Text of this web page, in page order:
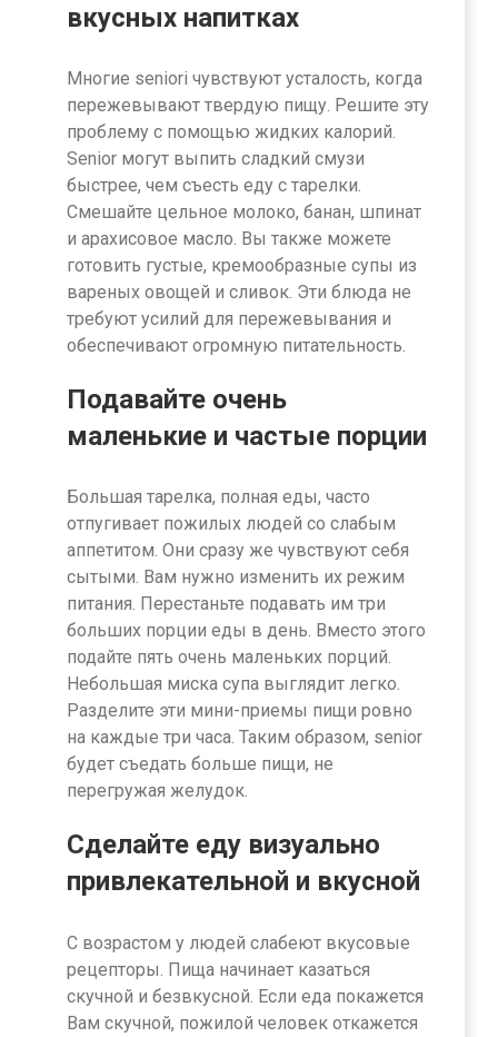
вкусных напитках
Многие seniori чувствуют усталость, когда
пережевывают твердую пищу. Решите эту
проблему с помощью жидких калорий.
Senior могут выпить сладкий смузи
быстрее, чем съесть еду с тарелки.
Смешайте цельное молоко, банан, шпинат
и арахисовое масло. Вы также можете
готовить густые, кремообразные супы из
вареных овощей и сливок. Эти блюда не
требуют усилий для пережевывания и
обеспечивают огромную питательность.
Подавайте очень
маленькие и частые порции
Большая тарелка, полная еды, часто
отпугивает пожилых людей со слабым
аппетитом. Они сразу же чувствуют себя
сытыми. Вам нужно изменить их режим
питания. Перестаньте подавать им три
больших порции еды в день. Вместо этого
подайте пять очень маленьких порций.
Небольшая миска супа выглядит легко.
Разделите эти мини-приемы пищи ровно
на каждые три часа. Таким образом, senior
будет съедать больше пищи, не
перегружая желудок.
Сделайте еду визуально
привлекательной и вкусной
С возрастом у людей слабеют вкусовые
рецепторы. Пища начинает казаться
скучной и безвкусной. Если еда покажется
Вам скучной, пожилой человек откажется